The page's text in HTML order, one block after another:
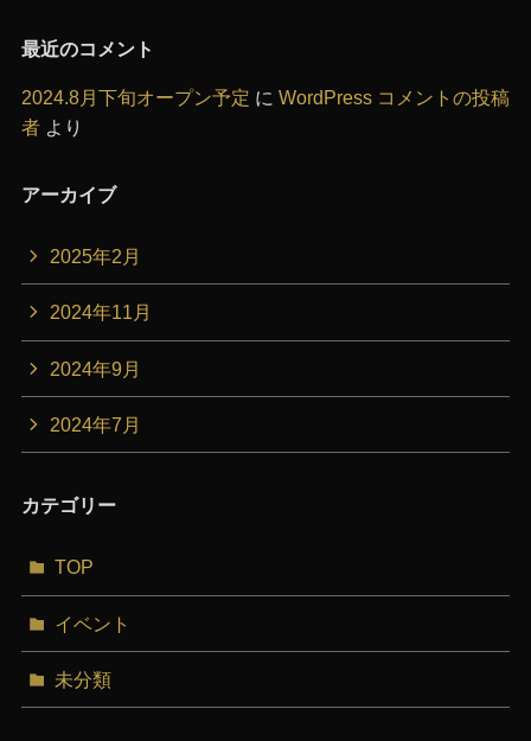
最近のコメント
2024.8月下旬オープン予定 に WordPress コメントの投稿
者より
アーカイブ
2025年2月
2024年11月
2024年9月
2024年7月
カテゴリー
TOP
イベント
未分類